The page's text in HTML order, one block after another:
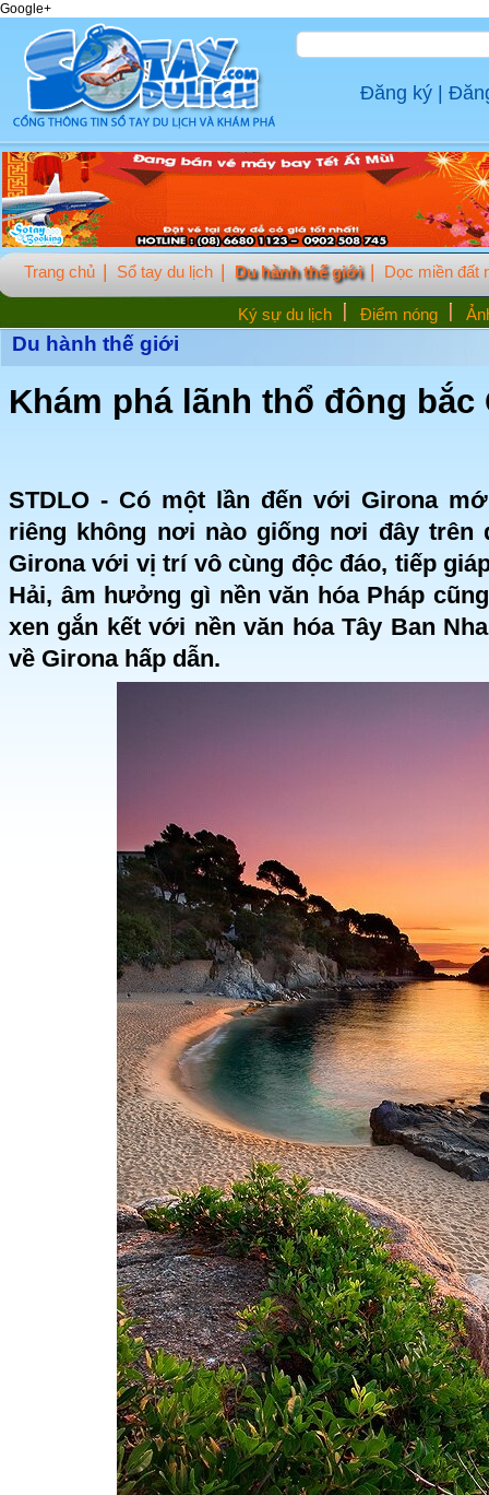
Google+
Đăng ký
Trang chủ Sổ tay du lịch Du hành thế giới
Ký sự du lịch Điểm nóng
Dọc miền đất
Du hành thế giới
Khám phá lãnh thổ đông bắc
STDLO - Có một lần đến với Girona
riêng không nơi nào giống nơi đây
Girona với vị trí vô cùng độc đáo, tiếp
Hải, âm hưởng gì nền văn hóa Pháp
xen gắn kết với nền văn hóa Tây Ban
về Girona hấp dẫn.